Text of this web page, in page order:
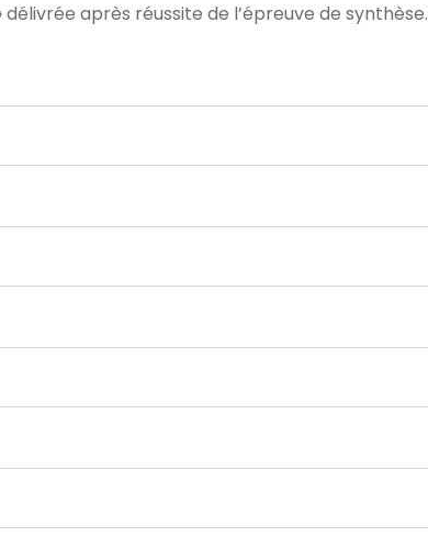
après réussite de l’épreuve de synthèse.